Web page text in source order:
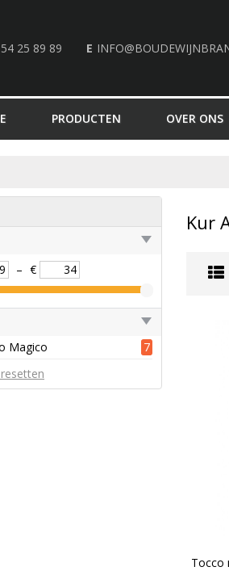
25 89 89 E
PRODUCTEN OVER ONS
– €
Magico
7
Kur
Tocco